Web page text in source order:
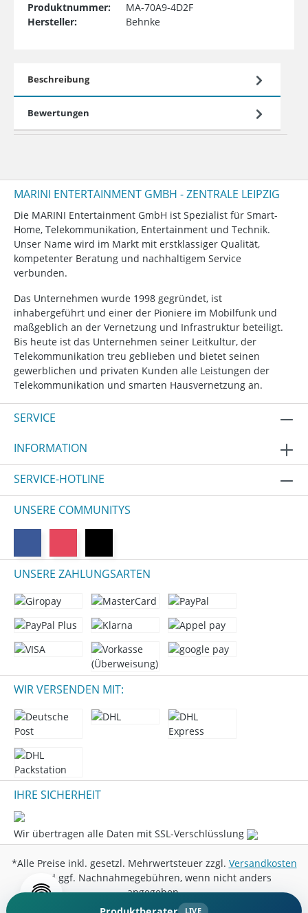
Produktnummer:
MA-70A9-4D2F
Hersteller:
Behnke
Beschreibung
Bewertungen
MARINI ENTERTAINMENT GMBH - ZENTRALE LEIPZIG
Die MARINI Entertainment GmbH ist Spezialist für Smart-
Home, Telekommunikation, Entertainment und Technik.
Unser Name wird im Markt mit erstklassiger Qualität,
kompetenter Beratung und nachhaltigem Service
verbunden.
Das Unternehmen wurde 1998 gegründet, ist
inhabergeführt und einer der Pioniere im Mobilfunk und
maßgeblich an der Vernetzung und Infrastruktur beteiligt.
Bis heute ist das Unternehmen seiner Leitkultur, der
Telekommunikation treu geblieben und bietet seinen
gewerblichen und privaten Kunden alle Leistungen der
Telekommunikation und smarten Hausvernetzung an.
SERVICE
INFORMATION
SERVICE-HOTLINE
UNSERE COMMUNITYS
UNSERE ZAHLUNGSARTEN
WIR VERSENDEN MIT:
IHRE SICHERHEIT
Wir übertragen alle Daten mit SSL-Verschlüsslung
*Alle Preise inkl. gesetzl. Mehrwertsteuer zzgl. Versandkosten
und ggf. Nachnahmegebühren, wenn nicht anders
angegeben.
LIVE